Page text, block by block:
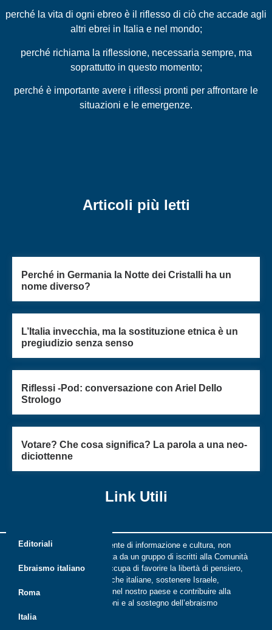
perché la vita di ogni ebreo è il riflesso di ciò che accade agli
altri ebrei in Italia e nel mondo;
perché richiama la riflessione, necessaria sempre, ma
soprattutto in questo momento;
perché è importante avere i riflessi pronti per affrontare le
situazioni e le emergenze.
Articoli più letti
Perché in Germania la Notte dei Cristalli ha un
nome diverso?
L’Italia invecchia, ma la sostituzione etnica è un
pregiudizio senza senso
Riflessi -Pod: conversazione con Ariel Dello
Strologo
Votare? Che cosa significa? La parola a una neo-
diciottenne
Link Utili
Editoriali
Ebraismo italiano
Roma
Italia
Riflessi è una rivista indipendente di informazione e cultura, non
periodica, digitale e on line nata da un gruppo di iscritti alla Comunità
ebraica di Roma. Riflessi si occupa di favorire la libertà di pensiero,
il dialogo tra le comunità ebraiche italiane, sostenere Israele,
promuovere la cultura ebraica nel nostro paese e contribuire alla
crescita delle nuove generazioni e al sostegno dell’ebraismo
italiano.